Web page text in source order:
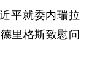
平就委内瑞拉
里格斯致慰问